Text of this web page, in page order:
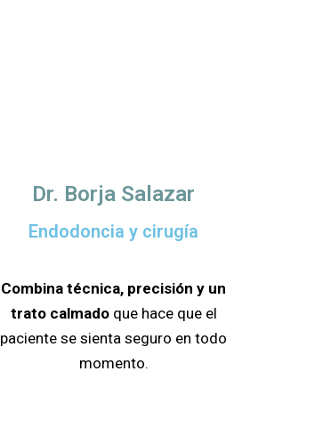
Dr. Borja Salazar
Endodoncia y cirugía
Combina técnica, precisión y un
trato calmadoque hace que el
paciente se sienta seguro en todo
momento.